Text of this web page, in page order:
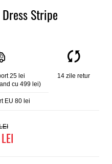
Stripe
25 lei
cu 499 lei)
EU 80 lei
14 zile retur